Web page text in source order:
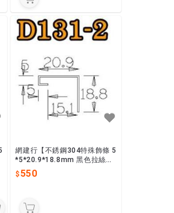
網建行【不銹鋼304特殊飾條 5
*5*20.9*18.8mm 黑色拉絲】
長2440mm 收邊條 封邊條 現
貨供應
550